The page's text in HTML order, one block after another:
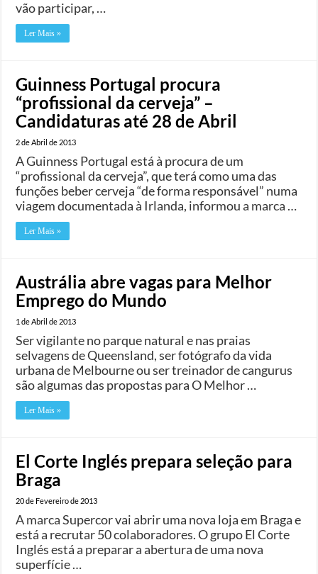
vão participar, …
Ler Mais »
Guinness Portugal procura
“profissional da cerveja” –
Candidaturas até 28 de Abril
2 de Abril de 2013
A Guinness Portugal está à procura de um
“profissional da cerveja”, que terá como uma das
funções beber cerveja “de forma responsável” numa
viagem documentada à Irlanda, informou a marca …
Ler Mais »
Austrália abre vagas para Melhor
Emprego do Mundo
1 de Abril de 2013
Ser vigilante no parque natural e nas praias
selvagens de Queensland, ser fotógrafo da vida
urbana de Melbourne ou ser treinador de cangurus
são algumas das propostas para O Melhor …
Ler Mais »
El Corte Inglés prepara seleção para
Braga
20 de Fevereiro de 2013
A marca Supercor vai abrir uma nova loja em Braga e
está a recrutar 50 colaboradores. O grupo El Corte
Inglés está a preparar a abertura de uma nova
superfície …